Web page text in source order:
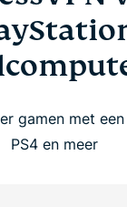
op PS5 of PS4
gamen met
PS4 en meer